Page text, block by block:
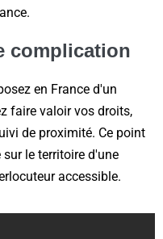
complication
en France d'un
faire valoir vos droits,
de proximité. Ce point
le territoire d'une
accessible.